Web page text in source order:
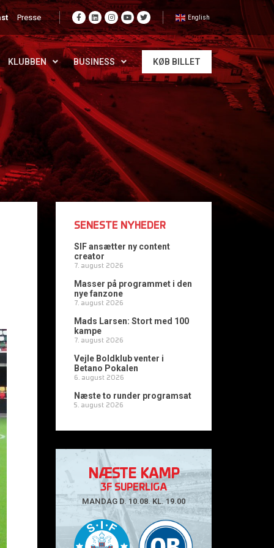
Presse English
KLUBBEN BUSINESS KØB BILLET
SENESTE NYHEDER
SIF ansætter ny content
creator
7. august 2026
Masser på programmet i den
nye fanzone
7. august 2026
Mads Larsen: Stort med 100
kampe
7. august 2026
Vejle Boldklub venter i
Betano Pokalen
6. august 2026
Næste to runder programsat
5. august 2026
NÆSTE KAMP
3F SUPERLIGA
MANDAG D. 10.08. KL. 19.00